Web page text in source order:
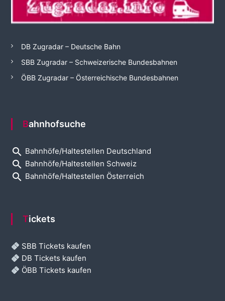
DB Zugradar – Deutsche Bahn
SBB Zugradar – Schweizerische Bundesbahnen
ÖBB Zugradar – Österreichische Bundesbahnen
Bahnhofsuche
search Bahnhöfe/Haltestellen Deutschland
search Bahnhöfe/Haltestellen Schweiz
search Bahnhöfe/Haltestellen Österreich
Tickets
SBB Tickets kaufen
DB Tickets kaufen
ÖBB Tickets kaufen